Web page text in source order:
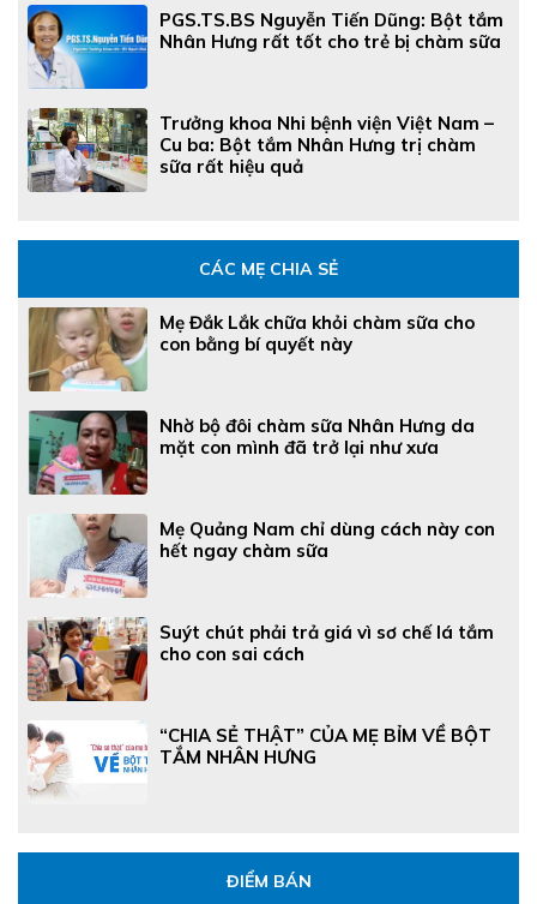
PGS.TS.BS Nguyễn Tiến Dũng: Bột tắm
Nhân Hưng rất tốt cho trẻ bị chàm sữa
Trưởng khoa Nhi bệnh viện Việt Nam –
Cu ba: Bột tắm Nhân Hưng trị chàm
sữa rất hiệu quả
CÁC MẸ CHIA SẺ
Mẹ Đắk Lắk chữa khỏi chàm sữa cho
con bằng bí quyết này
Nhờ bộ đôi chàm sữa Nhân Hưng da
mặt con mình đã trở lại như xưa
Mẹ Quảng Nam chỉ dùng cách này con
hết ngay chàm sữa
Suýt chút phải trả giá vì sơ chế lá tắm
cho con sai cách
“CHIA SẺ THẬT” CỦA MẸ BỈM VỀ BỘT
TẮM NHÂN HƯNG
ĐIỂM BÁN